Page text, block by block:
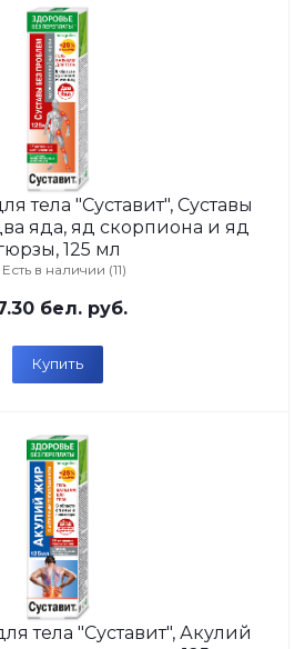
тела "Суставит", Суставы
яда, яд скорпиона и яд
125 мл
Есть в наличии (11)
бел. руб.
Купить
тела "Суставит", Акулий